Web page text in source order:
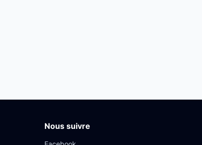
Nous suivre